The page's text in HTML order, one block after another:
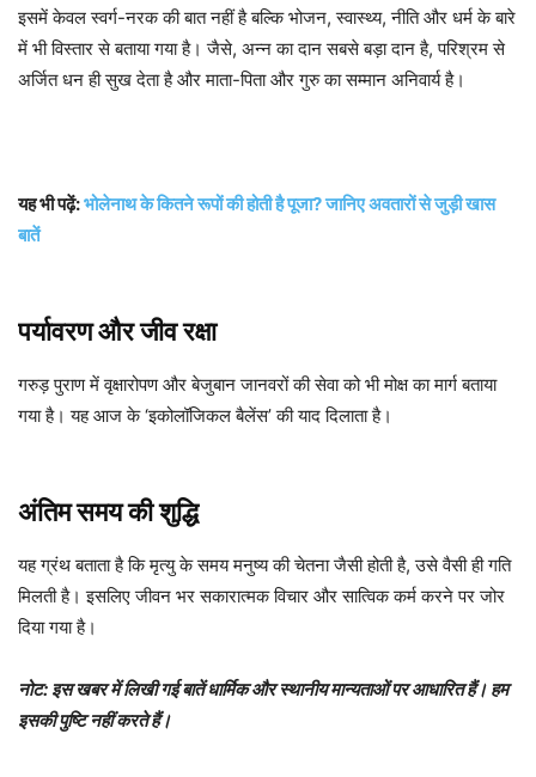
इसमें केवल स्वर्ग-नरक की बात नहीं है बल्कि भोजन, स्वास्थ्य, नीति और धर्म के बारे
में भी विस्तार से बताया गया है। जैसे, अन्न का दान सबसे बड़ा दान है, परिश्रम से
अर्जित धन ही सुख देता है और माता-पिता और गुरु का सम्मान अनिवार्य है।
यह भी पढ़ें:भोलेनाथ के कितने रूपों की होती है पूजा? जानिए अवतारों से जुड़ी खास
बातें
पर्यावरण और जीव रक्षा
गरुड़ पुराण में वृक्षारोपण और बेजुबान जानवरों की सेवा को भी मोक्ष का मार्ग बताया
गया है। यह आज के ‘इकोलॉजिकल बैलेंस’ की याद दिलाता है।
अंतिम समय की शुद्धि
यह ग्रंथ बताता है कि मृत्यु के समय मनुष्य की चेतना जैसी होती है, उसे वैसी ही गति
मिलती है। इसलिए जीवन भर सकारात्मक विचार और सात्विक कर्म करने पर जोर
दिया गया है।
नोट: इस खबर में लिखी गई बातें धार्मिक और स्थानीय मान्यताओं पर आधारित हैं। हम
इसकी पुष्टि नहीं करते हैं।